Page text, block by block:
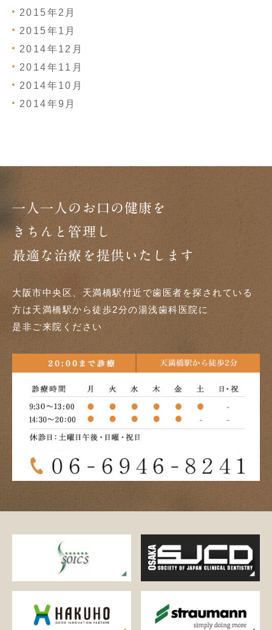
2015年2月
2015年1月
2014年12月
2014年11月
2014年10月
2014年9月
一人一人のお口の健康を
きちんと管理し
最適な治療を提供いたします
大阪市中央区、天満橋駅付近で歯医者を探されている
方は天満橋駅から徒歩2分の湯浅歯科医院に
是非ご来院ください